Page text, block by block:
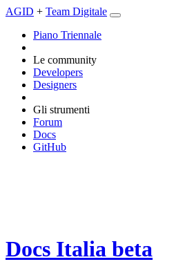
AGID + Team Digitale
Piano Triennale
Le community
Developers
Designers
Gli strumenti
Forum
Docs
GitHub
Docs Italia beta